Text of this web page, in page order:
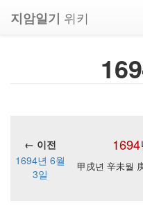
지암일기 위키
1694
← 이전
1694년 6월
3일
甲戌년 辛未월